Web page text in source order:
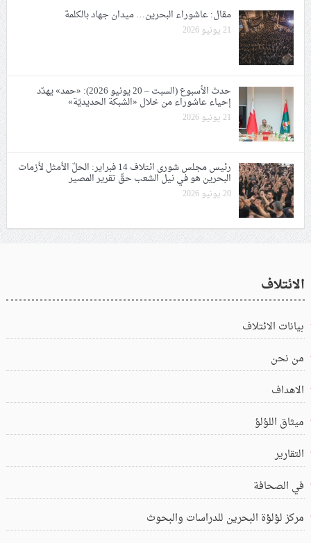
مقال: عاشوراء البحرين… ميدان جهاد بالكلمة
21 يونيو 2026
حدث الأسبوع (السبت – 20 يونيو 2026): «حمد» يهدّد
إحياء عاشوراء من خلال «الشبكة الحديديّة»
21 يونيو 2026
رئيس مجلس شورى ائتلاف 14 فبراير: الحلّ الأمثل لأزمات
البحرين هو في نيل الشعب حقّ تقرير المصير
20 يونيو 2026
الائتلاف
بيانات الائتلاف
من نحن
الاهداف
ميثاق اللؤلؤ
التقارير
في الصحافة
مركز لؤلؤة البحرين للدراسات والبحوث